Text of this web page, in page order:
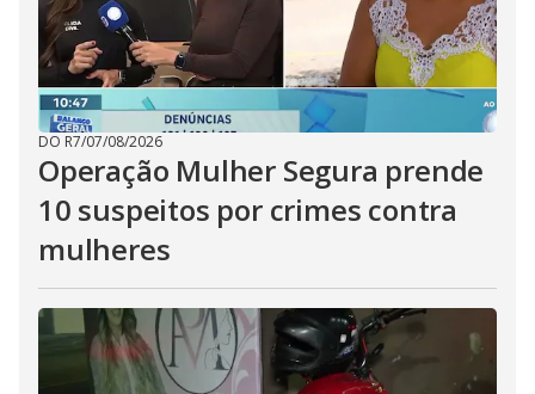
DO R7/07/08/2026
Operação Mulher Segura prende
10 suspeitos por crimes contra
mulheres